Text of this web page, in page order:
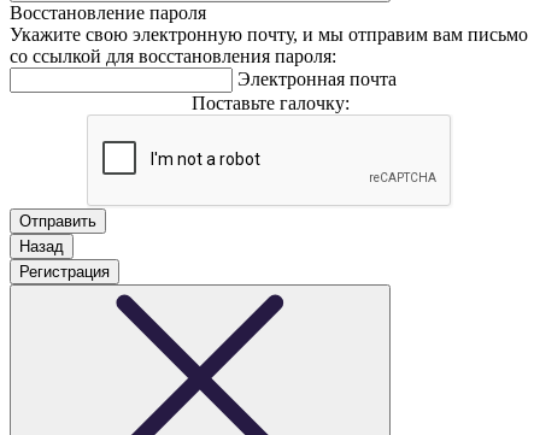
Восстановление пароля
Укажите свою электронную почту, и мы отправим вам письмо
со ссылкой для восстановления пароля:
Электронная почта
Поставьте галочку:
Назад
Регистрация